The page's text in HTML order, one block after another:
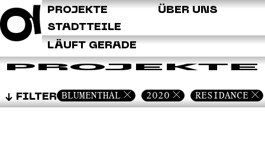
ÜBER UNS
PROJEKTE
STADTTEILE
LÄUFT GERADE
PROJEKTE
FILTER BLUMENTHAL 2020 RESIDANCE